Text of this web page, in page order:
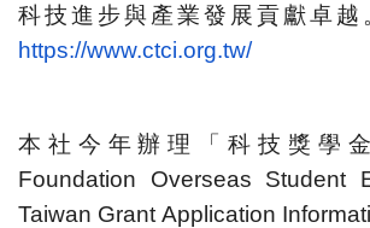
科技進步與產業發展貢獻卓越
https://www.ctci.org.tw/
本社今年辦理「科技獎學
Foundation Overseas Student
Taiwan Grant Application